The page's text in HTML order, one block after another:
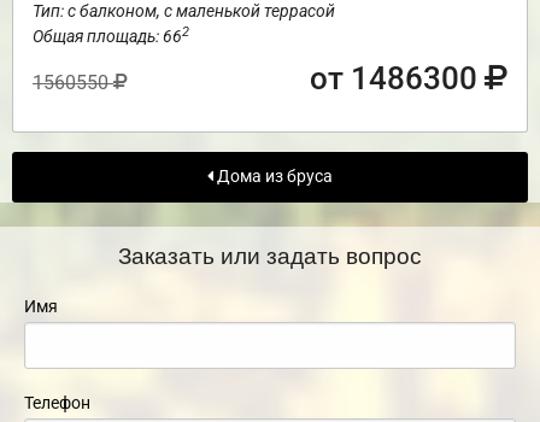
Тип: с балконом, с маленькой террасой
Общая площадь: 662
1560550 от 1486300
Дома из бруса
Заказать или задать вопрос
Имя
Телефон